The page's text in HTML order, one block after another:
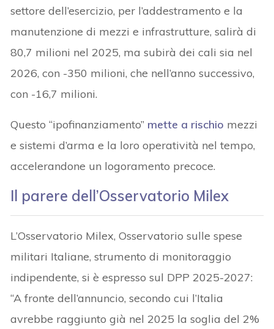
settore dell’esercizio, per l’addestramento e la
manutenzione di mezzi e infrastrutture, salirà di
80,7 milioni nel 2025, ma subirà dei cali sia nel
2026, con -350 milioni, che nell’anno successivo,
con -16,7 milioni.
Questo “ipofinanziamento” mette a rischio mezzi
e sistemi d’arma e la loro operatività nel tempo,
accelerandone un logoramento precoce.
Il parere dell’Osservatorio Milex
L’Osservatorio Milex, Osservatorio sulle spese
militari Italiane, strumento di monitoraggio
indipendente, si è espresso sul DPP 2025-2027:
“A fronte dell’annuncio, secondo cui l’Italia
avrebbe raggiunto già nel 2025 la soglia del 2%